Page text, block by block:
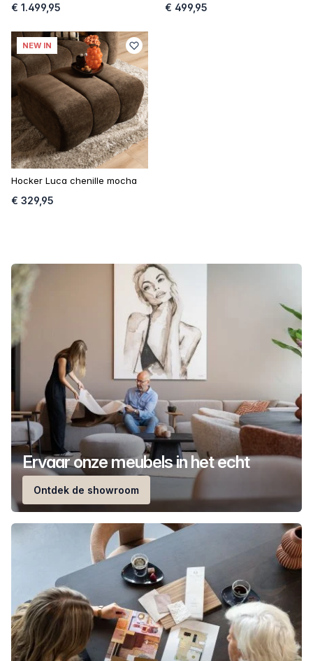
€ 1.499,95 € 499,95
NEW IN
Hocker Luca chenille mocha
€ 329,95
Ervaar onze meubels in het echt
Ontdek de showroom